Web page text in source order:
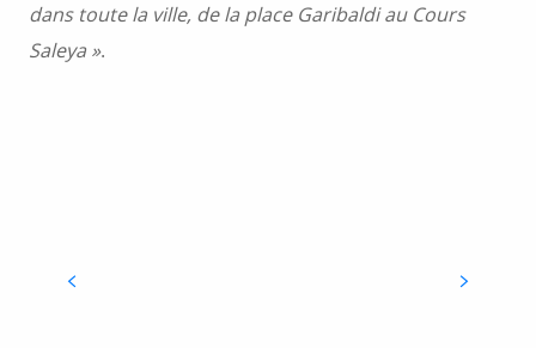
dans toute la ville, de la place Garibaldi au Cours
Saleya ».